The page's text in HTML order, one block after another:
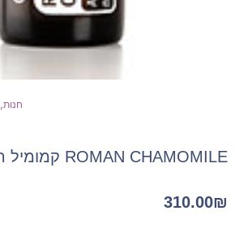
חנות,
ROMAN CHAMOMILE קמומיל רומאי
310.00₪